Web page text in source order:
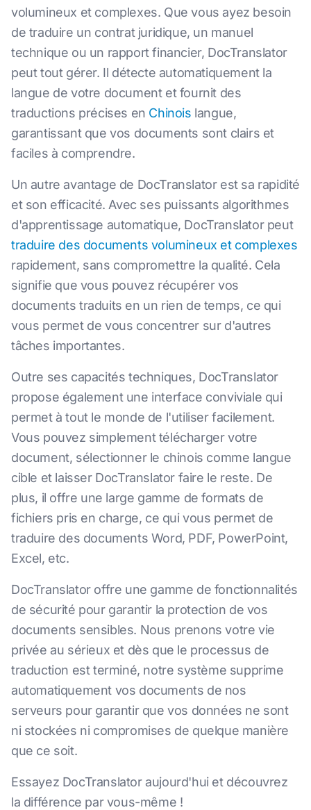
volumineux et complexes. Que vous ayez besoin
de traduire un contrat juridique, un manuel
technique ou un rapport financier, DocTranslator
peut tout gérer. Il détecte automatiquement la
langue de votre document et fournit des
traductions précises en Chinois langue,
garantissant que vos documents sont clairs et
faciles à comprendre.
Un autre avantage de DocTranslator est sa rapidité
et son efficacité. Avec ses puissants algorithmes
d'apprentissage automatique, DocTranslator peut
traduire des documents volumineux et complexes
rapidement, sans compromettre la qualité. Cela
signifie que vous pouvez récupérer vos
documents traduits en un rien de temps, ce qui
vous permet de vous concentrer sur d'autres
tâches importantes.
Outre ses capacités techniques, DocTranslator
propose également une interface conviviale qui
permet à tout le monde de l'utiliser facilement.
Vous pouvez simplement télécharger votre
document, sélectionner le chinois comme langue
cible et laisser DocTranslator faire le reste. De
plus, il offre une large gamme de formats de
fichiers pris en charge, ce qui vous permet de
traduire des documents Word, PDF, PowerPoint,
Excel, etc.
DocTranslator offre une gamme de fonctionnalités
de sécurité pour garantir la protection de vos
documents sensibles. Nous prenons votre vie
privée au sérieux et dès que le processus de
traduction est terminé, notre système supprime
automatiquement vos documents de nos
serveurs pour garantir que vos données ne sont
ni stockées ni compromises de quelque manière
que ce soit.
Essayez DocTranslator aujourd'hui et découvrez
la différence par vous-même !